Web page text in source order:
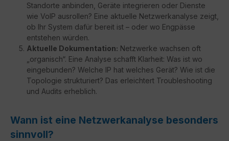
Standorte anbinden, Geräte integrieren oder Dienste
wie VoIP ausrollen? Eine aktuelle Netzwerkanalyse zeigt,
ob Ihr System dafür bereit ist – oder wo Engpässe
entstehen würden.
Aktuelle Dokumentation: Netzwerke wachsen oft
„organisch“. Eine Analyse schafft Klarheit: Was ist wo
eingebunden? Welche IP hat welches Gerät? Wie ist die
Topologie strukturiert? Das erleichtert Troubleshooting
und Audits erheblich.
Wann ist eine Netzwerkanalyse besonders
sinnvoll?